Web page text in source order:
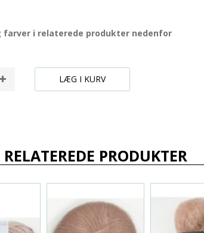
farver i relaterede produkter nedenfor
LÆG I KURV
RELATEREDE PRODUKTER